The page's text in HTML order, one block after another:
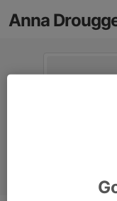
Anna